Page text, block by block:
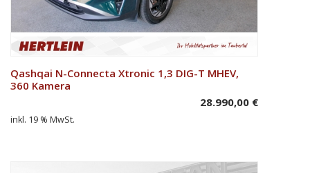
In den Warenkorb
Qashqai N-Connecta Xtronic 1,3 DIG-T MHEV,
360 Kamera
28.990,00 €
inkl. 19 % MwSt.